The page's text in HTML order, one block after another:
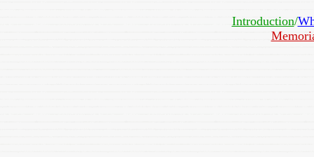
Introduction/